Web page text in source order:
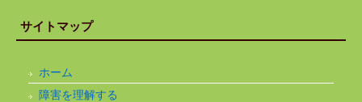
サイトマップ
ホーム
障害を理解する